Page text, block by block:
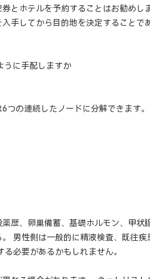
とホテルを予約することはお勧めし
手してから目的地を決定することで
うに手配しますか
の連続したノードに分解できます。
歴、卵巣備蓄、基礎ホルモン、甲状
男性側は一般的に精液検査、既往
必要があるかもしれません。